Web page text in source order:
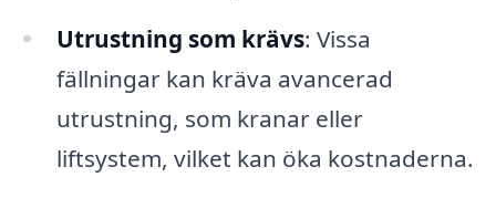
Utrustning som krävs: Vissa
fällningar kan kräva avancerad
utrustning, som kranar eller
liftsystem, vilket kan öka kostnaderna.